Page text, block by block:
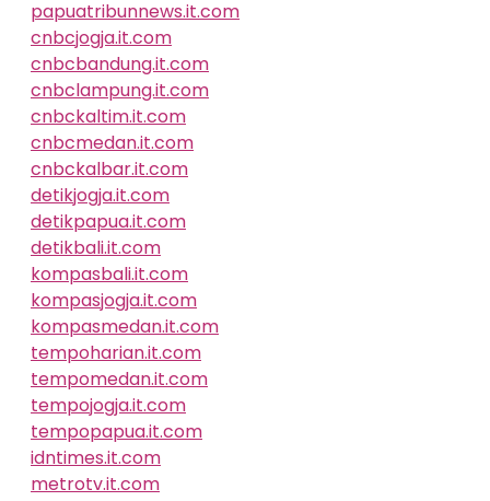
papuatribunnews.it.com
cnbcjogja.it.com
cnbcbandung.it.com
cnbclampung.it.com
cnbckaltim.it.com
cnbcmedan.it.com
cnbckalbar.it.com
detikjogja.it.com
detikpapua.it.com
detikbali.it.com
kompasbali.it.com
kompasjogja.it.com
kompasmedan.it.com
tempoharian.it.com
tempomedan.it.com
tempojogja.it.com
tempopapua.it.com
idntimes.it.com
metrotv.it.com